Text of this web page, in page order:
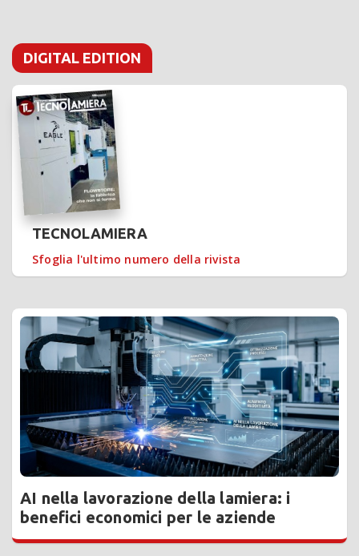
DIGITAL EDITION
TECNOLAMIERA
Sfoglia l'ultimo numero della rivista
AI nella lavorazione della lamiera: i
benefici economici per le aziende